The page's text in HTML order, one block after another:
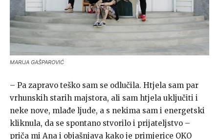
MARIJA GAŠPAROVIĆ
– Pa zapravo teško sam se odlučila. Htjela sam par
vrhunskih starih majstora, ali sam htjela uključiti i
neke nove, mlađe ljude, a s nekima sam i energetski
kliknula, da se spontano stvorilo i prijateljstvo –
priča mi Ana i objašnjava kako je primjerice OKO